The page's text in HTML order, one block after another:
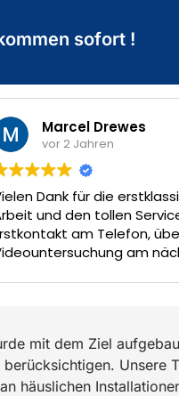
sofort !
Marcel Drewes
vor 2 Jahren
Dank für die erstklassige
und den tollen Service!
am Telefon, über
am
die Sanierung unseres
Ferat und Enrico hat
Arbeit
Die Rohrreiniger GmbH
mit dem Ziel
Unsere
häuslichen